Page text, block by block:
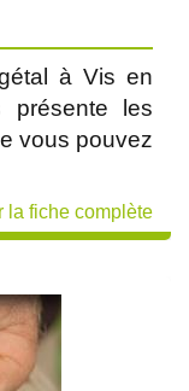
à Vis en
présente les
vous pouvez
la fiche complète